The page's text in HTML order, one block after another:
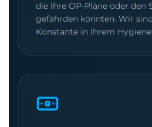
die Ihre OP-Pläne oder den
gefährden könnten. Wir
Konstante in Ihrem